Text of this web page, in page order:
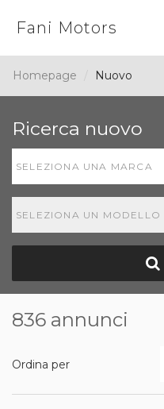
Fani Motors
Homepage Nuovo
Ricerca nuovo
SELEZIONA UNA MARCA
SELEZIONA UN MODELLO
836 annunci
Ordina per